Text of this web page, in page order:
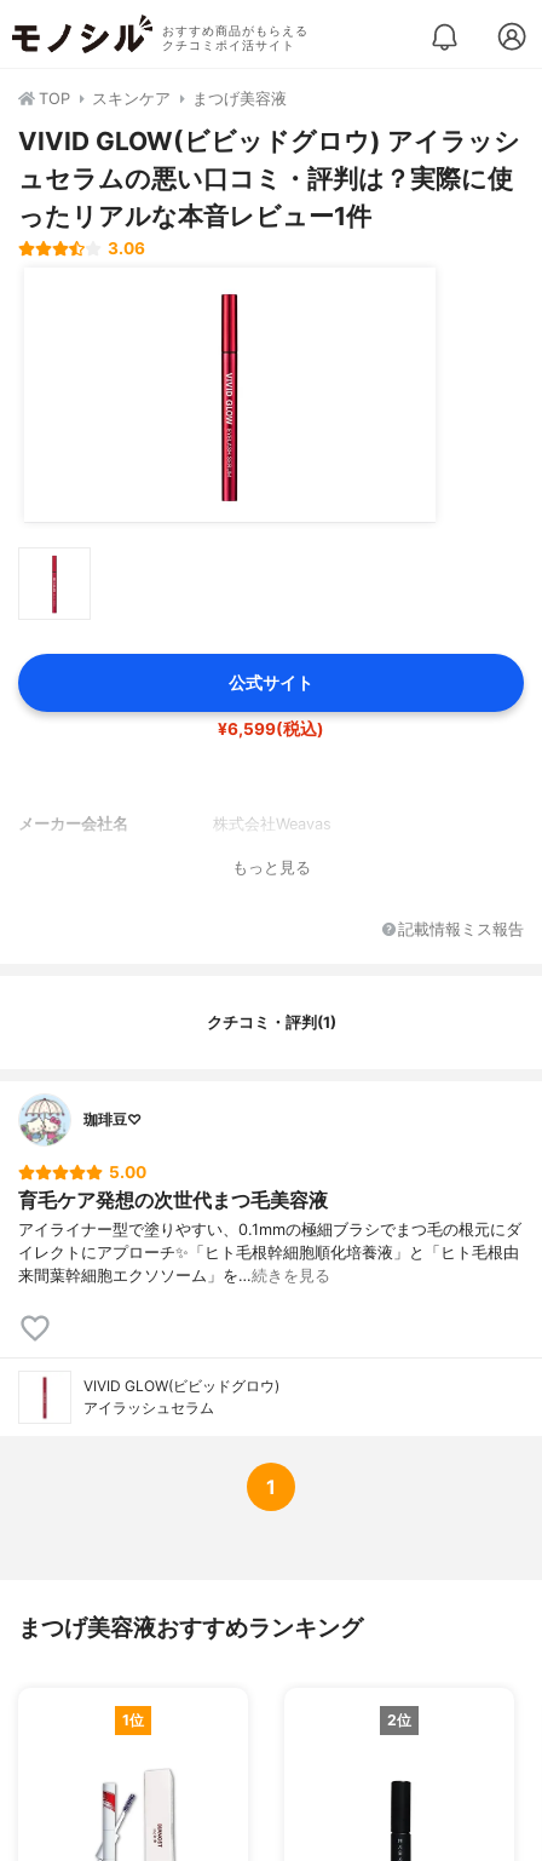
おすすめ商品がもらえる
クチコミポイ活サイト
TOP スキンケア まつげ美容液
VIVID GLOW(ビビッドグロウ) アイラッシ
ュセラムの悪い口コミ・評判は？実際に使
ったリアルな本音レビュー1件
3.06
公式サイト
¥6,599(税込)
メーカー会社名 株式会社Weavas
もっと見る
記載情報ミス報告
クチコミ・評判(1)
珈琲豆♡
5.00
育毛ケア発想の次世代まつ毛美容液
アイライナー型で塗りやすい、0.1mmの極細ブラシでまつ毛の根元にダ
イレクトにアプローチ✨「ヒト毛根幹細胞順化培養液」と「ヒト毛根由
来間葉幹細胞エクソソーム」を…続きを見る
VIVID GLOW(ビビッドグロウ)
アイラッシュセラム
1
まつげ美容液おすすめランキング
1位 2位